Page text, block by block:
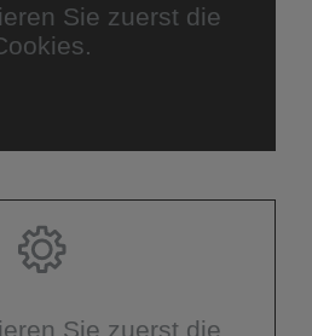
Sie zuerst die
Sie zuerst die